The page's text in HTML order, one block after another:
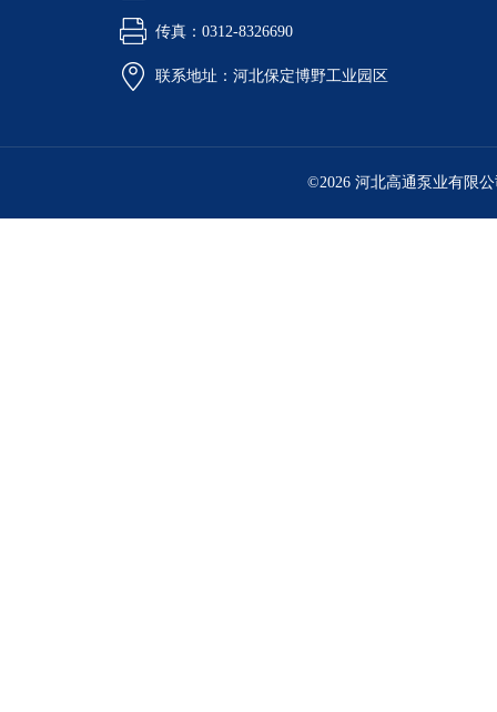
传真：0312-8326690
联系地址：河北保定博野工业园区
©2026 河北高通泵业有限